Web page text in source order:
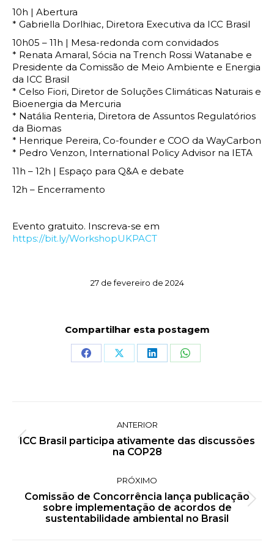
10h | Abertura
* Gabriella Dorlhiac, Diretora Executiva da ICC Brasil
10h05 – 11h | Mesa-redonda com convidados
* Renata Amaral, Sócia na Trench Rossi Watanabe e
Presidente da Comissão de Meio Ambiente e Energia
da ICC Brasil
* Celso Fiori, Diretor de Soluções Climáticas Naturais e
Bioenergia da Mercuria
* Natália Renteria, Diretora de Assuntos Regulatórios
da Biomas
* Henrique Pereira, Co-founder e COO da WayCarbon
* Pedro Venzon, International Policy Advisor na IETA
11h – 12h | Espaço para Q&A e debate
12h – Encerramento
Evento gratuito. Inscreva-se em
https://bit.ly/WorkshopUKPACT
27 de fevereiro de 2024
Compartilhar esta postagem
Share Share Share Share
de
post:
ANTERIOR
Post
anterior:
ICC Brasil participa ativamente das discussões
na COP28
PRÓXIMO
Próximo
post:
Comissão de Concorrência lança publicação
sobre implementação de acordos de
sustentabilidade ambiental no Brasil